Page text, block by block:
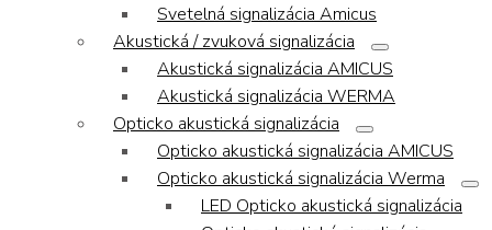
Svetelná signalizácia Amicus
Akustická / zvuková signalizácia
Akustická signalizácia AMICUS
Akustická signalizácia WERMA
Opticko akustická signalizácia
Opticko akustická signalizácia AMICUS
Opticko akustická signalizácia Werma
LED Opticko akustická signalizácia